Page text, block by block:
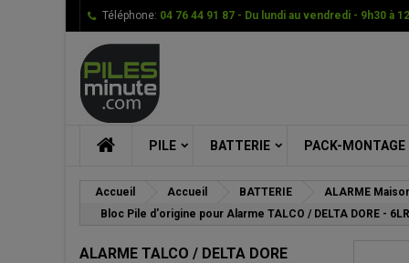
Téléphone: 04 76 44 91 87 - Du lundi au vendredi - 9h30 à
PILE BATTERIE PACK-MONTAGE
Accueil Accueil BATTERIE ALARME
Bloc Pile d'origine pour Alarme TALCO / DELTA DORE -
ALARME TALCO / DELTA DORE